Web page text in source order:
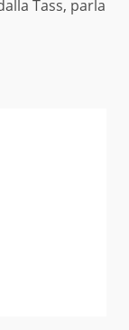
Tass, parla